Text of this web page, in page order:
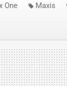
One Maxis